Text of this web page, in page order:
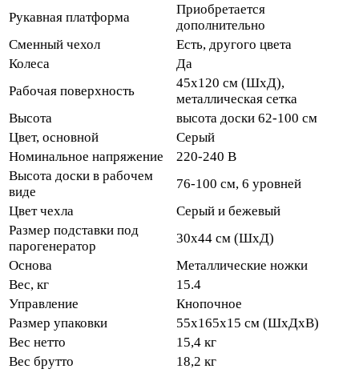
Рукавная платформа
Приобретается
дополнительно
Сменный чехол
Есть, другого цвета
Колеса
Да
Рабочая поверхность
45х120 см (ШхД),
металлическая сетка
Высота
высота доски 62-100 см
Цвет, основной
Серый
Номинальное напряжение
220-240 В
Высота доски в рабочем
виде
76-100 см, 6 уровней
Цвет чехла
Серый и бежевый
Размер подставки под
парогенератор
30х44 см (ШхД)
Основа
Металлические ножки
Вес, кг
15.4
Управление
Кнопочное
Размер упаковки
55х165х15 см (ШхДхВ)
Вес нетто
15,4 кг
Вес брутто
18,2 кг